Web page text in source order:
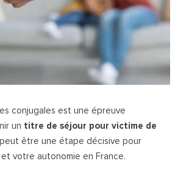
conjugales est une épreuve
un titre de séjour pour victime de
peut être une étape décisive pour
votre autonomie en France.